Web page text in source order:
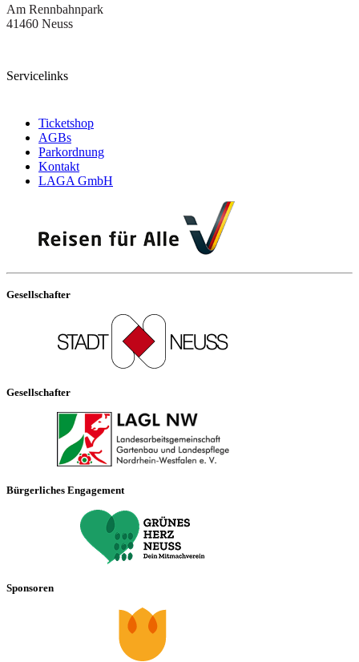
Am Rennbahnpark
41460 Neuss
Servicelinks
Ticketshop
AGBs
Parkordnung
Kontakt
LAGA GmbH
Gesellschafter
Gesellschafter
Bürgerliches Engagement
Sponsoren